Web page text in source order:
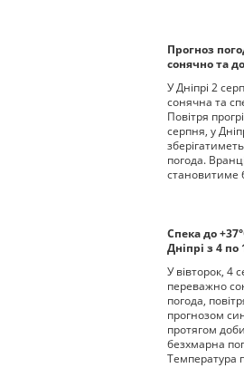
Прогноз
сонячно та
У Дніпрі 2
сонячна та
Повітря
серпня, у
погода.
становитиме
Спека до
Дніпрі з 4 по
У вівторок, 4
переважно
погода,
прогнозом
протягом
безхмарна
Температура